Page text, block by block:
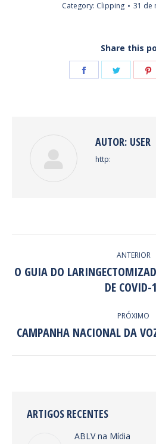
Category: Clipping 31 de
Share this
Share
Share
AUTOR: USER
http:
DE
ANTERIOR
Post
O GUIA DO
DE COVID-
PRÓXIMO
CAMPANHA NACIONAL DA
ARTIGOS RECENTES
ABLV na Mídia